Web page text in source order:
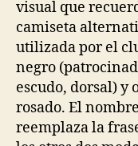
visual que
camiseta
utilizada por el
negro
escudo, dorsal) y
rosado. El
reemplaza la